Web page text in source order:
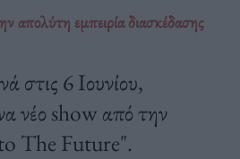
απολύτη εμπειρία διασκέδασης
στις 6 Ιουνίου,
νέο show από την
The Future".